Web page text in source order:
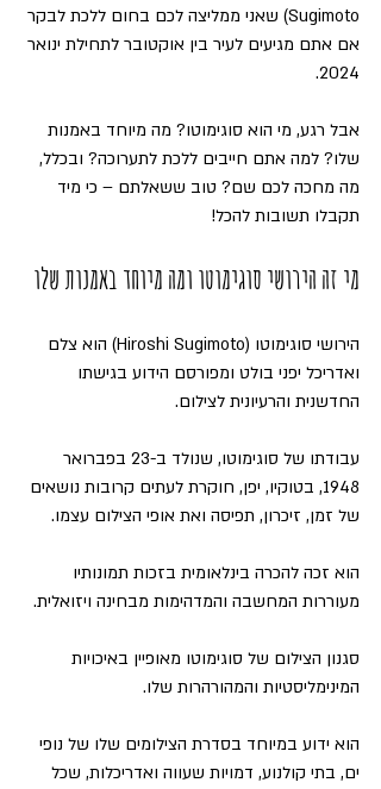
Sugimoto) שאני ממליצה לכם בחום ללכת לבקר
אם אתם מגיעים לעיר בין אוקטובר לתחילת ינואר
2024.
אבל רגע, מי הוא סוגימוטו? מה מיוחד באמנות
שלו? למה אתם חייבים ללכת לתערוכה? ובכלל,
מה מחכה לכם שם? טוב ששאלתם – כי מיד
תקבלו תשובות להכל!
מי זה הירושי סוגימוטו ומה מיוחד באמנות שלו
הירושי סוגימוטו (Hiroshi Sugimoto) הוא צלם
ואדריכל יפני בולט ומפורסם הידוע בגישתו
החדשנית והרעיונית לצילום.
עבודתו של סוגימוטו, שנולד ב-23 בפברואר
1948, בטוקיו, יפן, חוקרת לעתים קרובות נושאים
של זמן, זיכרון, תפיסה ואת אופי הצילום עצמו.
הוא זכה להכרה בינלאומית בזכות תמונותיו
מעוררות המחשבה והמדהימות מבחינה ויזואלית.
סגנון הצילום של סוגימוטו מאופיין באיכויות
המינימליסטיות והמהורהרות שלו.
הוא ידוע במיוחד בסדרת הצילומים שלו של נופי
ים, בתי קולנוע, דמויות שעווה ואדריכלות, שכל